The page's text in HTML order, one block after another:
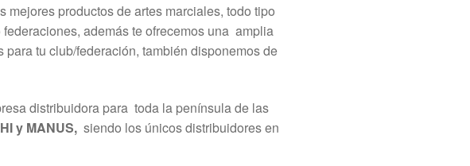
mejores productos de artes marciales, todo tipo
además te ofrecemos una amplia
tu club/federación, también disponemos de
distribuidora para toda la península de las
y MANUS, siendo los únicos distribuidores en